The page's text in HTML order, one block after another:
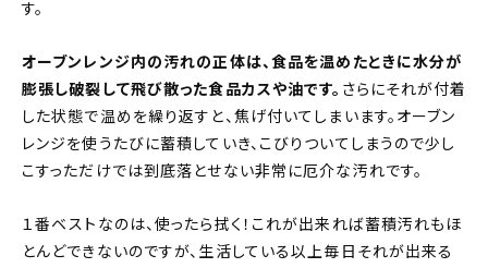
す。
オーブンレンジ内の汚れの正体は、食品を温めたときに水分が
膨張し破裂して飛び散った食品カスや油です。 さらにそれが付着
した状態で温めを繰り返すと、焦げ付いてしまいます。オーブン
レンジを使うたびに蓄積していき、こびりついてしまうので少し
こすっただけでは到底落とせない非常に厄介な汚れです。
１番ベストなのは、使ったら拭く！これが出来れば蓄積汚れもほ
とんどできないのですが、生活している以上毎日それが出来る